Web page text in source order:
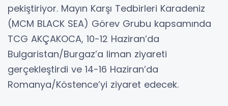
pekiştiriyor. Mayın Karşı Tedbirleri Karadeniz
(MCM BLACK SEA) Görev Grubu kapsamında
TCG AKÇAKOCA, 10-12 Haziran’da
Bulgaristan/Burgaz’a liman ziyareti
gerçekleştirdi ve 14-16 Haziran’da
Romanya/Köstence’yi ziyaret edecek.